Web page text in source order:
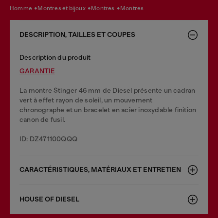
homme montres et bijoux montres montres
DESCRIPTION, TAILLES ET COUPES
Description du produit
GARANTIE
La montre Stinger 46 mm de Diesel présente un cadran
vert à effet rayon de soleil, un mouvement
chronographe et un bracelet en acier inoxydable finition
canon de fusil.
ID: DZ471100QQQ
CARACTÉRISTIQUES, MATÉRIAUX ET ENTRETIEN
HOUSE OF DIESEL